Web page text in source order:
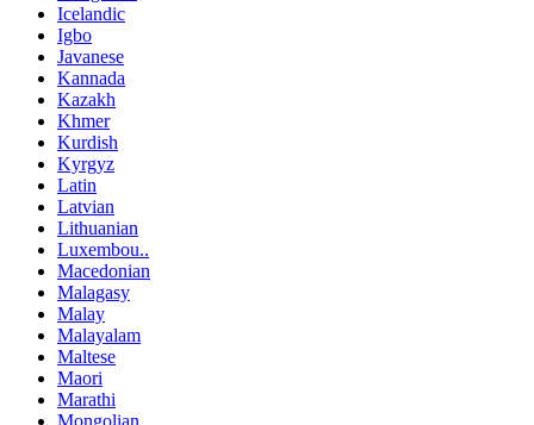
Icelandic
Igbo
Javanese
Kannada
Kazakh
Khmer
Kurdish
Kyrgyz
Latin
Latvian
Lithuanian
Luxembou..
Macedonian
Malagasy
Malay
Malayalam
Maltese
Maori
Marathi
Mongolian